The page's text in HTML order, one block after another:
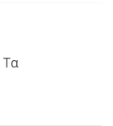
Τα